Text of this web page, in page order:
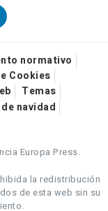
normativo
Cookies
Temas
navidad
Europa Press.
la redistribución
de esta web sin su